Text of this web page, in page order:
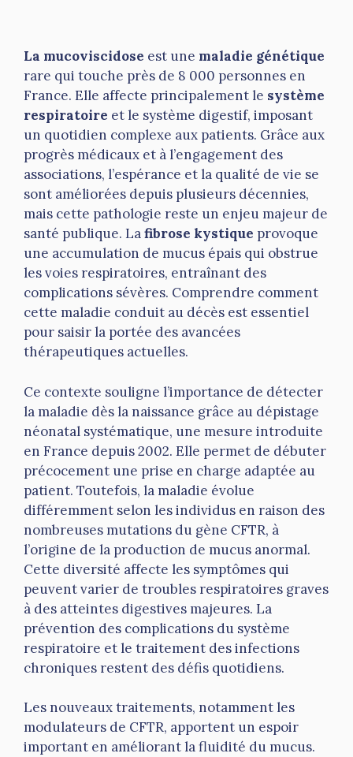
La mucoviscidose est une maladie génétique
rare qui touche près de 8 000 personnes en
France. Elle affecte principalement le système
respiratoire et le système digestif, imposant
un quotidien complexe aux patients. Grâce aux
progrès médicaux et à l’engagement des
associations, l’espérance et la qualité de vie se
sont améliorées depuis plusieurs décennies,
mais cette pathologie reste un enjeu majeur de
santé publique. Lafibrose kystique provoque
une accumulation de mucus épais qui obstrue
les voies respiratoires, entraînant des
complications sévères. Comprendre comment
cette maladie conduit au décès est essentiel
pour saisir la portée des avancées
thérapeutiques actuelles.
Ce contexte souligne l’importance de détecter
la maladie dès la naissance grâce au dépistage
néonatal systématique, une mesure introduite
en France depuis 2002. Elle permet de débuter
précocement une prise en charge adaptée au
patient. Toutefois, la maladie évolue
différemment selon les individus en raison des
nombreuses mutations du gène CFTR, à
l’origine de la production de mucus anormal.
Cette diversité affecte les symptômes qui
peuvent varier de troubles respiratoires graves
à des atteintes digestives majeures. La
prévention des complications du système
respiratoire et le traitement des infections
chroniques restent des défis quotidiens.
Les nouveaux traitements, notamment les
modulateurs de CFTR, apportent un espoir
important en améliorant la fluidité du mucus.